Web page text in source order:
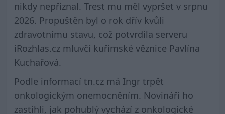
nikdy nepřiznal. Trest mu měl vypršet v srpnu
2026. Propuštěn byl o rok dřív kvůli
zdravotnímu stavu, což potvrdila serveru
iRozhlas.cz mluvčí kuřimské věznice Pavlína
Kuchařová.
Podle informací tn.cz má Ingr trpět
onkologickým onemocněním. Novináři ho
zastihli, jak pohublý vychází z onkologické